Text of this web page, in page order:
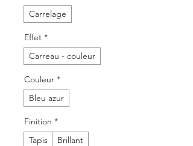
Carrelage
Effet *
Carreau - couleur
Couleur *
Bleu azur
Finition *
Tapis
Brillant